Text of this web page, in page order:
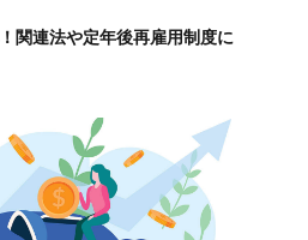
関連法や定年後再雇用制度に